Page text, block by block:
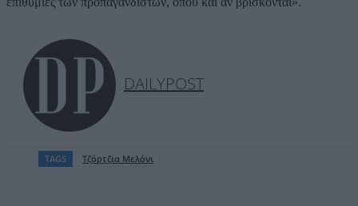
DAILYPOST
TAGS Τζόρτζια Μελόνι